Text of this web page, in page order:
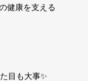
健康を支える
目も大事✨